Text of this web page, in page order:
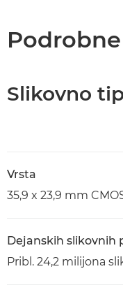
Slikovno
Vrsta
35,9 x 23,9 mm
Dejanskih slikovnih
Pribl. 24,2 milijona